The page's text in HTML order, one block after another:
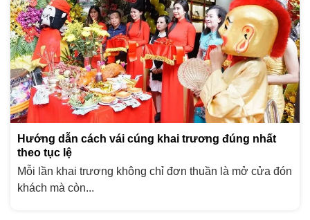
Hướng dẫn cách vái cúng khai trương đúng nhất
theo tục lệ
Mỗi lần khai trương không chỉ đơn thuần là mở cửa đón
khách mà còn...